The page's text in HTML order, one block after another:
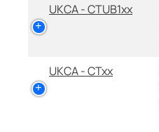
UKCA - CTUB1xx
UKCA - CTxx